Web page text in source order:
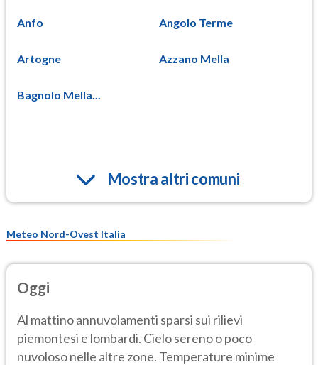
Anfo Angolo Terme
Artogne Azzano Mella
Bagnolo Mella...
Mostra altri comuni
Meteo Nord-Ovest Italia
Oggi
Al mattino annuvolamenti sparsi sui rilievi
piemontesi e lombardi. Cielo sereno o poco
nuvoloso nelle altre zone. Temperature minime